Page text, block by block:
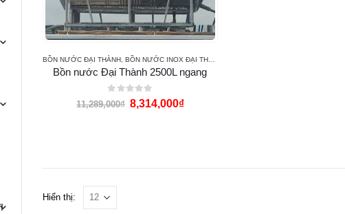
BỒN NƯỚC ĐẠI THÀNH BỒN NƯỚC INOX ĐẠI THÀNH
Bồn nước Đại Thành 2500L ngang
0out of 5
11,289,000₫ 8,314,000₫
Hiển thị: